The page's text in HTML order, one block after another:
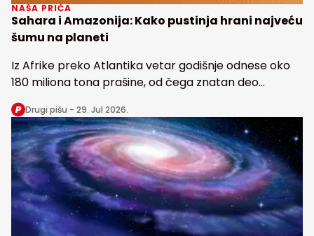
NAŠA PRIČA
Sahara i Amazonija: Kako pustinja hrani najveću
šumu na planeti
Iz Afrike preko Atlantika vetar godišnje odnese oko
180 miliona tona prašine, od čega znatan deo
snabdeva fosforom najveću tropsku kišnu šumu na
Zemlji
Drugi pišu - 29. Jul 2026.